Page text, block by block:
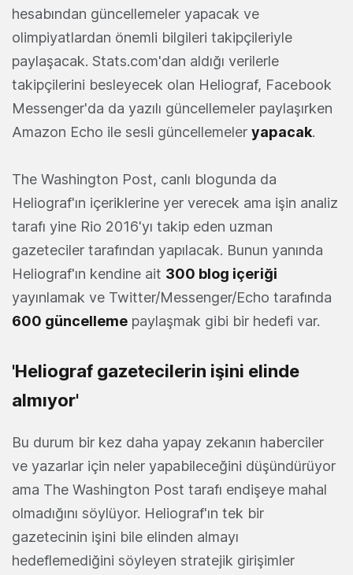
hesabından güncellemeler yapacak ve
olimpiyatlardan önemli bilgileri takipçileriyle
paylaşacak. Stats.com'dan aldığı verilerle
takipçilerini besleyecek olan Heliograf, Facebook
Messenger'da da yazılı güncellemeler paylaşırken
Amazon Echo ile sesli güncellemeler yapacak.
The Washington Post, canlı blogunda da
Heliograf'ın içeriklerine yer verecek ama işin analiz
tarafı yine Rio 2016'yı takip eden uzman
gazeteciler tarafından yapılacak. Bunun yanında
Heliograf'ın kendine ait 300 blog içeriği
yayınlamak ve Twitter/Messenger/Echo tarafında
600 güncelleme paylaşmak gibi bir hedefi var.
'Heliograf gazetecilerin işini elinde
almıyor'
Bu durum bir kez daha yapay zekanın haberciler
ve yazarlar için neler yapabileceğini düşündürüyor
ama The Washington Post tarafı endişeye mahal
olmadığını söylüyor. Heliograf'ın tek bir
gazetecinin işini bile elinden almayı
hedeflemediğini söyleyen stratejik girişimler